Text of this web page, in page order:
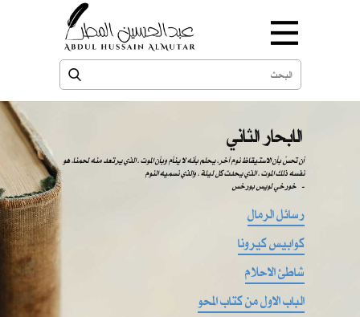
الابحار الثاني
​​ أن تحسّ بأن الاستيقاظ نوم آخر، يحلم بأنه لا ينأم وبأن الموت ، الذي يرتعد منه لحمنا، هو
نفسه ذلك الموت ، الذي يحدث كل ليلة ، والذي نسميه النوم
-
رسائل الرمال
كوابيس كيرونا
شاطئ الاحلام
الباب الاول من كتاب المحو